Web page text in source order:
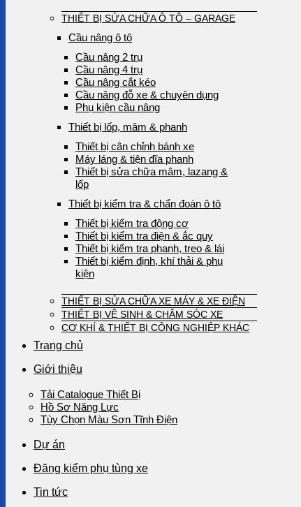
THIẾT BỊ SỬA CHỮA Ô TÔ – GARAGE
Cầu nâng ô tô
Cầu nâng 2 trụ
Cầu nâng 4 trụ
Cầu nâng cắt kéo
Cầu nâng đỗ xe & chuyên dụng
Phụ kiện cầu nâng
Thiết bị lốp, mâm & phanh
Thiết bị cân chỉnh bánh xe
Máy láng & tiện đĩa phanh
Thiết bị sửa chữa mâm, lazang &
lốp
Thiết bị kiểm tra & chẩn đoán ô tô
Thiết bị kiểm tra động cơ
Thiết bị kiểm tra điện & ắc quy
Thiết bị kiểm tra phanh, treo & lái
Thiết bị kiểm định, khí thải & phụ
kiện
THIẾT BỊ SỬA CHỮA XE MÁY & XE ĐIỆN
THIẾT BỊ VỆ SINH & CHĂM SÓC XE
CƠ KHÍ & THIẾT BỊ CÔNG NGHIỆP KHÁC
Trang chủ
Giới thiệu
Tải Catalogue Thiết Bị
Hồ Sơ Năng Lực
Tùy Chọn Màu Sơn Tĩnh Điện
Dự án
Đăng kiểm phụ tùng xe
Tin tức